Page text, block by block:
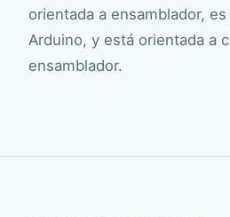
orientada a ensamblador,
Arduino, y está orientada a
ensamblador.